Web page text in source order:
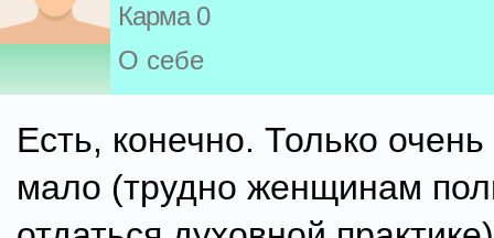
Карма 0
О себе
Есть, конечно. Только
мало (трудно женщинам